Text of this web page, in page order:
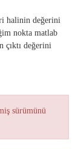
halinin değerini
nokta matlab
çıktı değerini
sürümünü